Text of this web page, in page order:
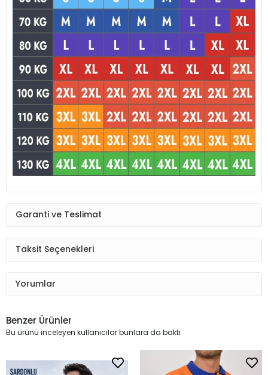
Garanti ve Teslimat
Taksit Seçenekleri
Yorumlar
Benzer Ürünler
Bu ürünü inceleyen kullanıcılar bunlara da baktı